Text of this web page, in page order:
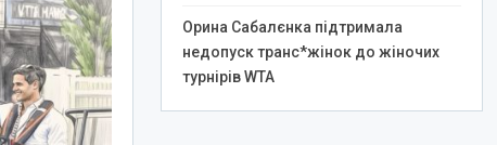
Орина Сабалєнка підтримала
недопуск транс*жінок до жіночих
турнірів WTA